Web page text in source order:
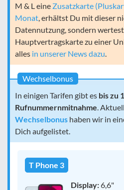
M & L eine Zusatzkarte
Monat , erhältst Du mit dieser
Datennutzung, sondern
Hauptvertragskarte zu einer
alles in unserer News dazu
Wechselbonus
In einigen Tarifen gibt es bis zu
Rufnummernmitnahme .
Wechselbonus haben wir in
Dich aufgelistet.
T Phone 3
Display:6,6"